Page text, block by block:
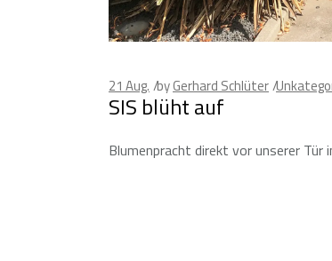
21 Aug. byGerhard Schlüter
SIS blüht auf
Blumenpracht direkt vor unserer Tür